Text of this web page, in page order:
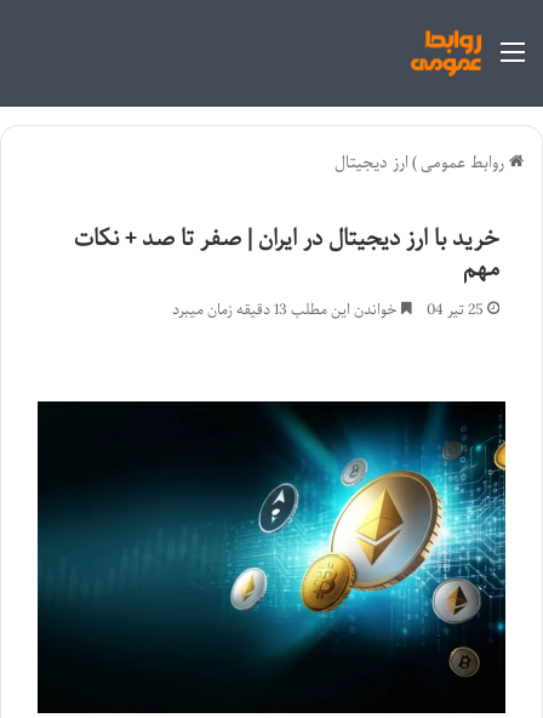
منو
روابط عمومی)ارز دیجیتال
خرید با ارز دیجیتال در ایران | صفر تا صد + نکات
مهم
25 تیر 04 خواندن این مطلب 13 دقیقه زمان میبرد